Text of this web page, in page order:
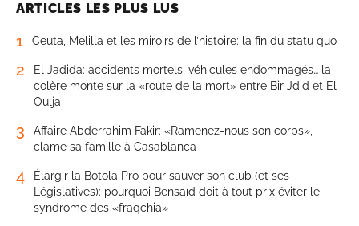
ARTICLES LES PLUS LUS
1 Ceuta, Melilla et les miroirs de l’histoire: la fin du statu quo
2
El Jadida: accidents mortels, véhicules endommagés… la
colère monte sur la «route de la mort» entre Bir Jdid et El
Oulja
3
Affaire Abderrahim Fakir: «Ramenez-nous son corps»,
clame sa famille à Casablanca
4
Élargir la Botola Pro pour sauver son club (et ses
Législatives): pourquoi Bensaïd doit à tout prix éviter le
syndrome des «fraqchia»